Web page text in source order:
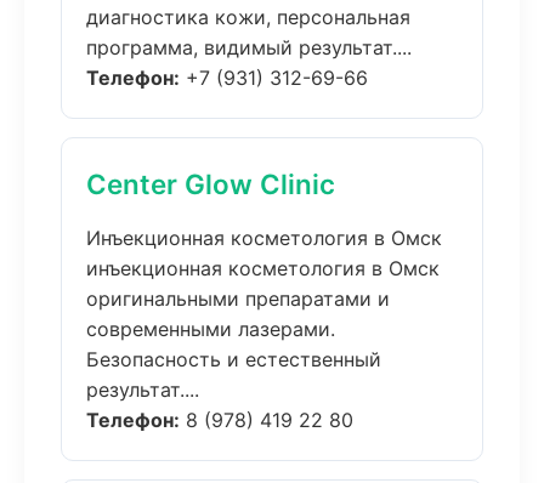
диагностика кожи, персональная
программа, видимый результат....
Телефон: +7 (931) 312-69-66
Center Glow Clinic
Инъекционная косметология в Омск
инъекционная косметология в Омск
оригинальными препаратами и
современными лазерами.
Безопасность и естественный
результат....
Телефон: 8 (978) 419 22 80